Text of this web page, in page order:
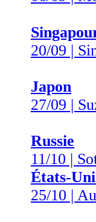
20/09 |
Japon
27/09 |
Russie
11/10 |
États-
25/10 |